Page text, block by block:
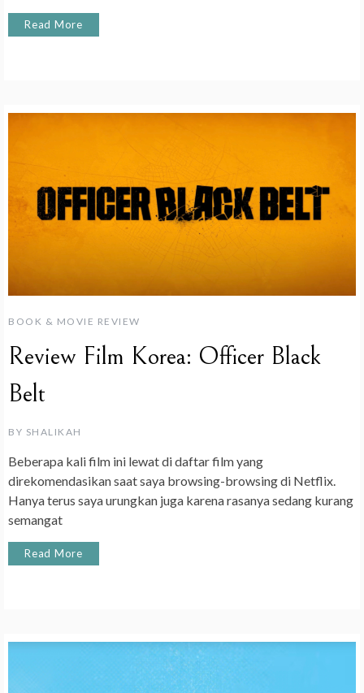
Read More
BOOK & MOVIE REVIEW
Review Film Korea: Officer Black
Belt
BY SHALIKAH
Beberapa kali film ini lewat di daftar film yang
direkomendasikan saat saya browsing-browsing di Netflix.
Hanya terus saya urungkan juga karena rasanya sedang kurang
semangat
Read More